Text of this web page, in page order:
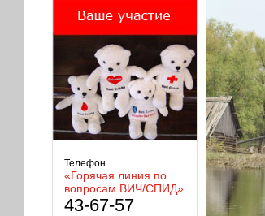
Телефон
«Горячая линия по
вопросам ВИЧ/СПИД»
43-67-57